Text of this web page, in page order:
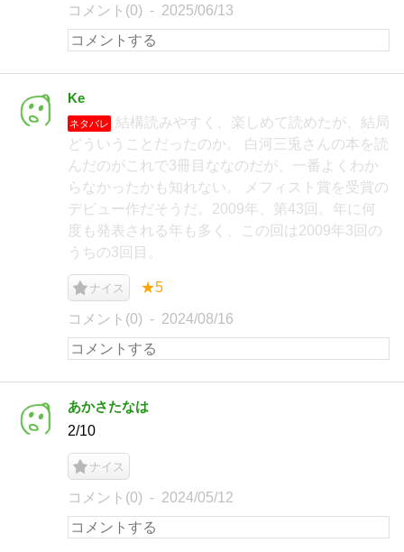
コメント(0) 2025/06/13
Ke
ネタバレ
結構読みやすく、楽しめて読めたが、結局
どういうことだったのか。 白河三兎さんの本を読
んだのがこれで3冊目ななのだが、一番よくわか
らなかったかも知れない。 メフィスト賞を受賞の
デビュー作だそうだ。2009年、第43回。年に何
度も発表される年も多く、この回は2009年3回の
うちの3回目。
ナイス ★5
コメント(0) 2024/08/16
あかさたなは
2/10
ナイス
コメント(0) 2024/05/12